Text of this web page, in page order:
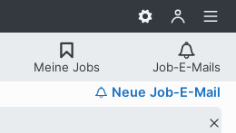
Meine Jobs Job-E-Mails
Neue Job-E-Mail